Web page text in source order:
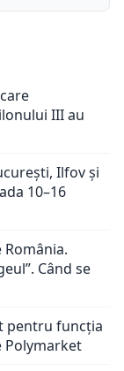
III au
Ilfov și
10–16
Când se
pentru funcția
Polymarket